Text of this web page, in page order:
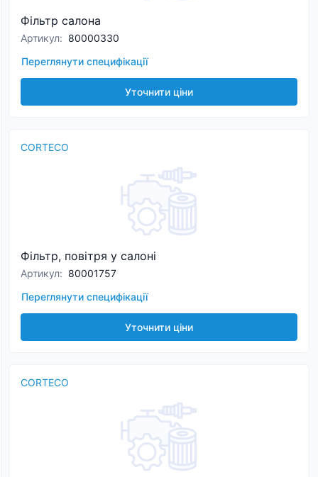
Фільтр салона
Артикул: 80000330
Переглянути специфікації
Уточнити ціни
CORTECO
Фільтр, повітря у салоні
Артикул: 80001757
Переглянути специфікації
Уточнити ціни
CORTECO